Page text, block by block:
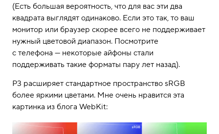
(Есть большая вероятность, что для вас эти два
квадрата выглядят одинаково. Если это так, то ваш
монитор или браузер скорее всего не поддерживает
нужный цветовой диапазон. Посмотрите
с телефона — некоторые айфоны стали
поддерживать такие форматы пару лет назад).
P3 расширяет стандартное пространство sRGB
более яркими цветами. Мне очень нравится эта
картинка из блога WebKit: